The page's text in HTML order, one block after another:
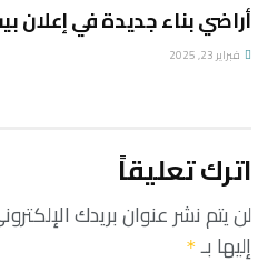
أراضي بناء جديدة في إعلان بيت
فبراير 23, 2025
اترك تعليقاً
لن يتم نشر عنوان بريدك
إليها بـ *